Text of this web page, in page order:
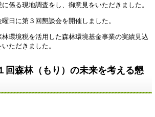
係る現地調査をし、御意見をいただきました。
曜日に第３回懇談会を開催しました。
環境税を活用した森林環境基金事業の実績見込
ただきました。
回森林（もり）の未来を考える懇